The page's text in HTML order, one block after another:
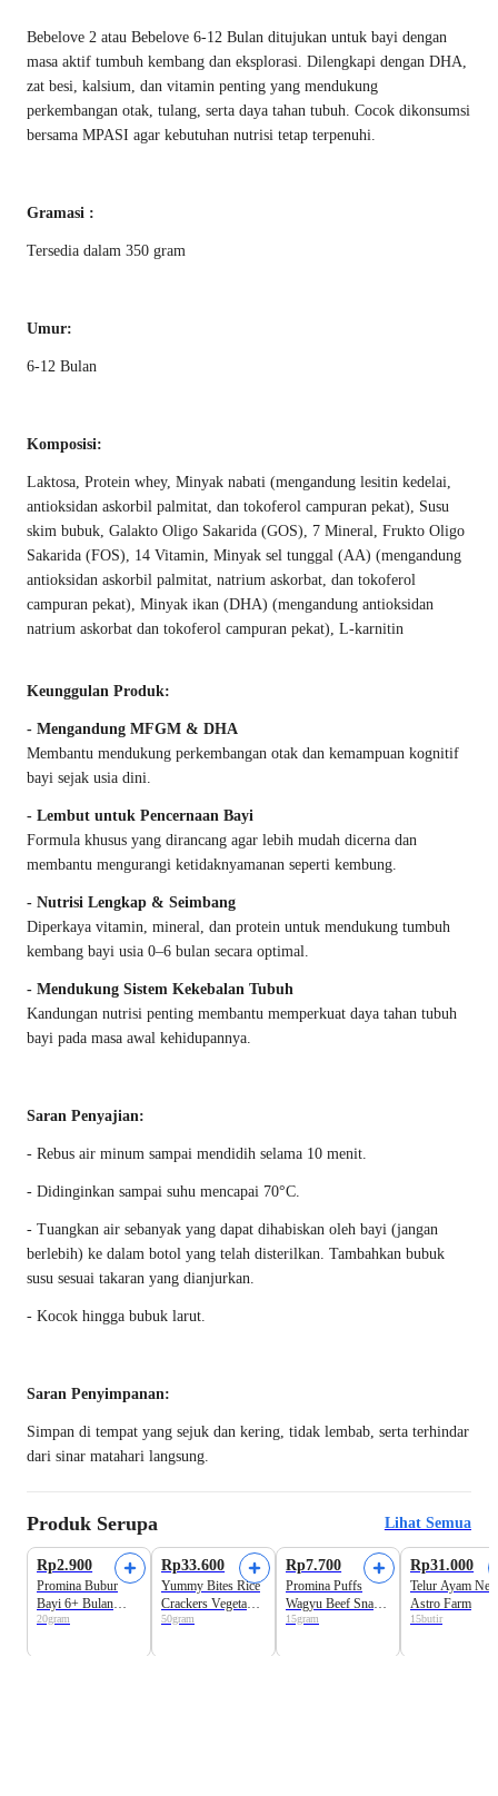
Bebelove 2 atau Bebelove 6-12 Bulan ditujukan untuk bayi dengan
masa aktif tumbuh kembang dan eksplorasi. Dilengkapi dengan DHA,
zat besi, kalsium, dan vitamin penting yang mendukung
perkembangan otak, tulang, serta daya tahan tubuh. Cocok dikonsumsi
bersama MPASI agar kebutuhan nutrisi tetap terpenuhi.
Gramasi :
Tersedia dalam 350 gram
Umur:
6-12 Bulan
Komposisi:
Laktosa, Protein whey, Minyak nabati (mengandung lesitin kedelai,
antioksidan askorbil palmitat, dan tokoferol campuran pekat), Susu
skim bubuk, Galakto Oligo Sakarida (GOS), 7 Mineral, Frukto Oligo
Sakarida (FOS), 14 Vitamin, Minyak sel tunggal (AA) (mengandung
antioksidan askorbil palmitat, natrium askorbat, dan tokoferol
campuran pekat), Minyak ikan (DHA) (mengandung antioksidan
natrium askorbat dan tokoferol campuran pekat), L-karnitin
Keunggulan Produk:
- Mengandung MFGM & DHA
Membantu mendukung perkembangan otak dan kemampuan kognitif
bayi sejak usia dini.
- Lembut untuk Pencernaan Bayi
Formula khusus yang dirancang agar lebih mudah dicerna dan
membantu mengurangi ketidaknyamanan seperti kembung.
- Nutrisi Lengkap & Seimbang
Diperkaya vitamin, mineral, dan protein untuk mendukung tumbuh
kembang bayi usia 0–6 bulan secara optimal.
- Mendukung Sistem Kekebalan Tubuh
Kandungan nutrisi penting membantu memperkuat daya tahan tubuh
bayi pada masa awal kehidupannya.
Saran Penyajian:
- Rebus air minum sampai mendidih selama 10 menit.
- Didinginkan sampai suhu mencapai 70°C.
- Tuangkan air sebanyak yang dapat dihabiskan oleh bayi (jangan
berlebih) ke dalam botol yang telah disterilkan. Tambahkan bubuk
susu sesuai takaran yang dianjurkan.
- Kocok hingga bubuk larut.
Saran Penyimpanan:
Simpan di tempat yang sejuk dan kering, tidak lembab, serta terhindar
dari sinar matahari langsung.
Produk Serupa Lihat Semua
Rp2.900
Promina Bubur
Bayi 6+ Bulan
Pisang Susu Sachet
20gram
Rp33.600
Yummy Bites Rice
Crackers Vegetable
Snack Bayi 6+
50gram
Rp7.700
Promina Puffs
Wagyu Beef Snack
Bayi 8+ Bulan
15gram
Rp31.000
Telur Ayam
Astro Farm
15butir